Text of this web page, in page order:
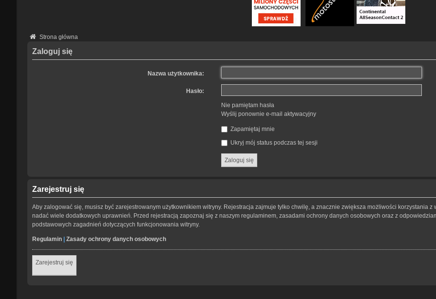
Strona główna
Zaloguj się
Nazwa użytkownika:
Hasło:
Nie pamiętam hasła
Wyślij ponownie e-mail aktywacyjny
Zapamiętaj mnie
Ukryj mój status podczas tej sesji
Zarejestruj się
Aby zalogować się, musisz być zarejestrowanym użytkownikiem witryny. Rejestracja zajmuje tylko chwilę, a znacznie zwiększa możliwości korzystania
nadać wiele dodatkowych uprawnień. Przed rejestracją zapoznaj się z naszym regulaminem, zasadami ochrony danych osobowych oraz z
podstawowych zagadnień dotyczących funkcjonowania witryny.
Regulamin| Zasady ochrony danych osobowych
Zarejestruj się